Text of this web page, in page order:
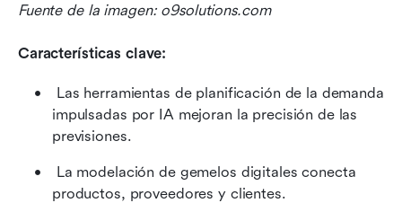
Fuente de la imagen: o9solutions.com
Características clave:
Las herramientas de planificación de la demanda
impulsadas por IA mejoran la precisión de las
previsiones.
La modelación de gemelos digitales conecta
productos, proveedores y clientes.